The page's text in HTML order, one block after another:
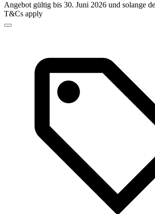
Angebot gültig bis 30. Juni 2026 und solange
T&Cs apply